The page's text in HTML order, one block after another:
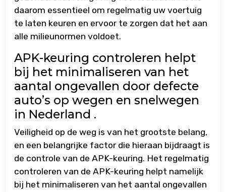
daarom essentieel om regelmatig uw voertuig
te laten keuren en ervoor te zorgen dat het aan
alle milieunormen voldoet.
APK-keuring controleren helpt
bij het minimaliseren van het
aantal ongevallen door defecte
auto’s op wegen en snelwegen
in Nederland .
Veiligheid op de weg is van het grootste belang,
en een belangrijke factor die hieraan bijdraagt is
de controle van de APK-keuring. Het regelmatig
controleren van de APK-keuring helpt namelijk
bij het minimaliseren van het aantal ongevallen